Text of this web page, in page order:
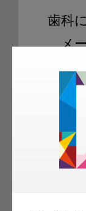
歯科
メ
ご登録
科衛生
容のメ